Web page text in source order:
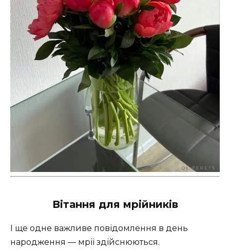
Вітання для мрійників
І ще одне важливе повідомлення в день
народження — мрії здійснюються.